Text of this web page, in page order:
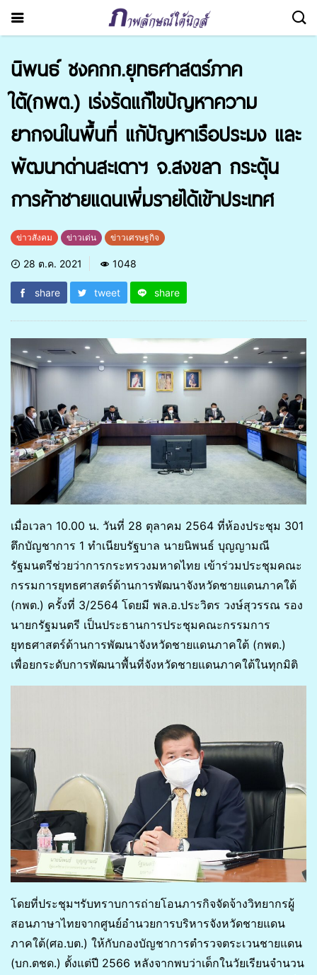
นิพนธ์ ชงคกก.ยุทธศาสตร์ภาค
ใต้(กพต.) เร่งรัดแก้ไขปัญหาความ
ยากจนในพื้นที่ แก้ปัญหาเรือประมง และ
พัฒนาด่านสะเดาฯ จ.สงขลา กระตุ้น
การค้าชายแดนเพิ่มรายได้เข้าประเทศ
ข่าวสังคม ข่าวเด่น ข่าวเศรษฐกิจ
28 ต.ค. 2021 1048
share tweet share
เมื่อเวลา 10.00 น. วันที่ 28 ตุลาคม 2564 ที่ห้องประชุม 301
ตึกบัญชาการ 1 ทำเนียบรัฐบาล นายนิพนธ์ บุญญามณี
รัฐมนตรีช่วยว่าการกระทรวงมหาดไทย เข้าร่วมประชุมคณะ
กรรมการยุทธศาสตร์ด้านการพัฒนาจังหวัดชายแดนภาคใต้
(กพต.) ครั้งที่ 3/2564 โดยมี พล.อ.ประวิตร วงษ์สุวรรณ รอง
นายกรัฐมนตรี เป็นประธานการประชุมคณะกรรมการ
ยุทธศาสตร์ด้านการพัฒนาจังหวัดชายแดนภาคใต้ (กพต.)
เพื่อยกระดับการพัฒนาพื้นที่จังหวัดชายแดนภาคใต้ในทุกมิติ
โดยที่ประชุมฯรับทราบการถ่ายโอนภารกิจจัดจ้างวิทยากรผู้
สอนภาษาไทยจากศูนย์อำนวยการบริหารจังหวัดชายแดน
ภาคใต้(ศอ.บต.) ให้กับกองบัญชาการตำรวจตระเวนชายแดน
(บก.ตชด.) ตั้งแต่ปี 2566 หลังจากพบว่าเด็กในวัยเรียนจำนวน